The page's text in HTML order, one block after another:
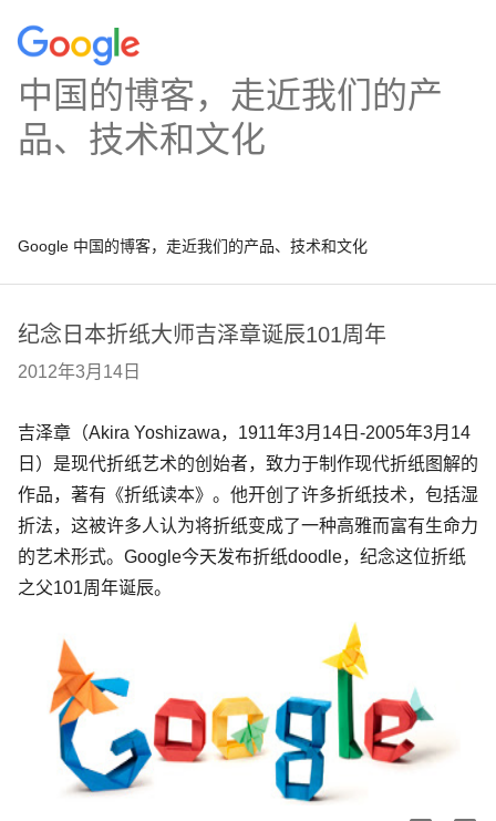
中国的博客，走近我们的产
品、技术和文化
Google 中国的博客，走近我们的产品、技术和文化
纪念日本折纸大师吉泽章诞辰101周年
2012年3月14日
吉泽章（Akira Yoshizawa，1911年3月14日-2005年3月14
日）是现代折纸艺术的创始者，致力于制作现代折纸图解的
作品，著有《折纸读本》。他开创了许多折纸技术，包括湿
折法，这被许多人认为将折纸变成了一种高雅而富有生命力
的艺术形式。Google今天发布折纸doodle，纪念这位折纸
之父101周年诞辰。